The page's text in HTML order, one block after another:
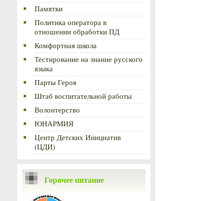
Памятки
Политика оператора в
отношении обработки ПД
Комфортная школа
Тестирование на знание русского
языка
Парты Героя
Штаб воспитательной работы
Волонтерство
ЮНАРМИЯ
Центр Детских Инициатив
(ЦДИ)
Горячее питание